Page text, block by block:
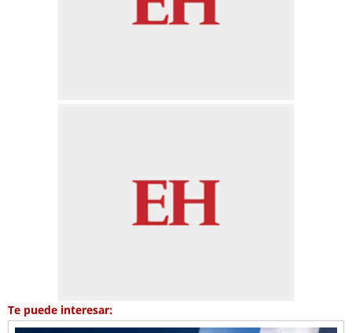
Te puede interesar: